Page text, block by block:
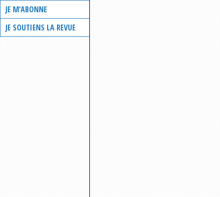
JE M’ABONNE
JE SOUTIENS LA REVUE